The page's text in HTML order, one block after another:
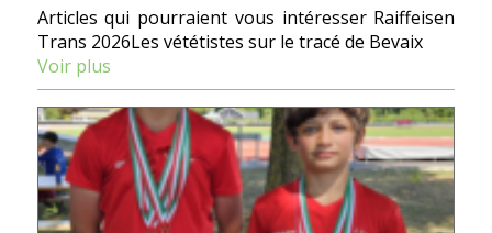
Articles qui pourraient vous intéresser Raiffeisen
Trans 2026Les vététistes sur le tracé de Bevaix
Voir plus